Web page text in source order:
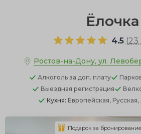
Ёлочка
4.5 (23
Ростов-на-Дону, ул.
Алкоголь за доп. плату
Выездная регистрация
Кухня: Европейская,
Подарок за бронирование